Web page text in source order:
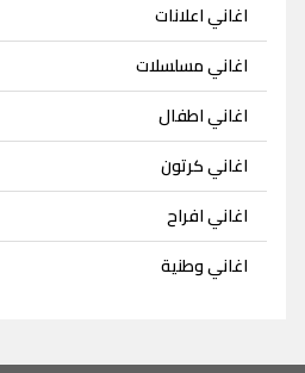
اغاني اعلانات
اغاني مسلسلات
اغاني اطفال
اغاني كرتون
اغاني افراح
اغاني وطنية